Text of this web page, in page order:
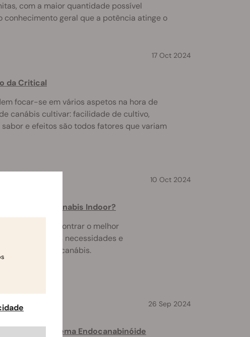
com a maior quantidade possível
conhecimento geral que a potência atinge o
17 Oct 2024
da Critical
focar-se em vários aspetos na hora de
canábis cultivar: facilidade de cultivo,
e efeitos são todos fatores que variam
10 Oct 2024
Plantar Cannabis Indoor?
para encontrar o melhor
para as suas necessidades e
produtor de canábis.
26 Sep 2024
CBD E O Sistema Endocanabinóide